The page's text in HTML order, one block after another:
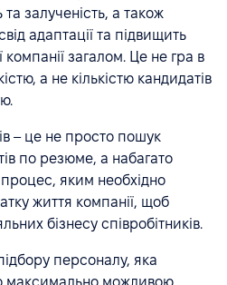
та залученість, а також
адаптації та підвищить
загалом. Це не гра в
а не кількістю кандидатів
– це не просто пошук
по резюме, а набагато
яким необхідно
життя компанії, щоб
бізнесу співробітників.
персоналу, яка
максимально можливою